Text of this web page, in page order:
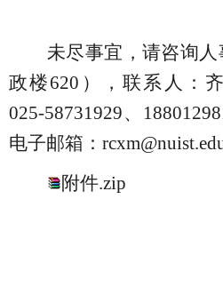
未尽事宜，请咨询
政楼620），联系人：
025-58731929、
电子邮箱：
附件.zip